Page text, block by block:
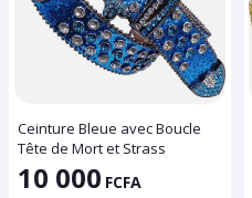
Ceinture Bleue avec Boucle
Tête de Mort et Strass
10 000 FCFA